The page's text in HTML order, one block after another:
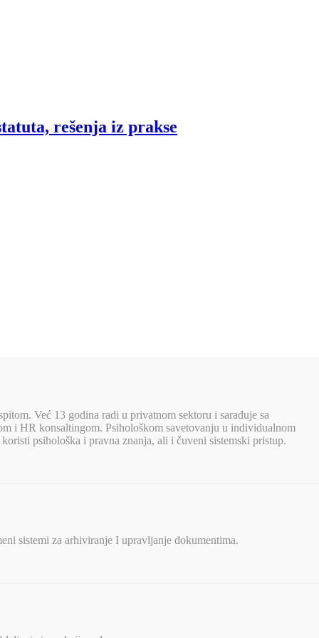
rešenja iz prakse
Već 13 godina radi u privatnom sektoru i sarađuje sa
i HR konsaltingom. Psihološkom savetovanju u individualnom
psihološka i pravna znanja, ali i čuveni sistemski pristup.
sistemi za arhiviranje I upravljanje dokumentima.